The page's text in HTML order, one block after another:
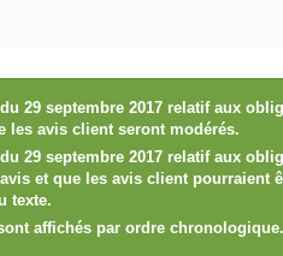
du 29 septembre 2017 relatif aux
les avis client seront modérés.
du 29 septembre 2017 relatif aux
et que les avis client pourraient
texte.
affichés par ordre chronologique.